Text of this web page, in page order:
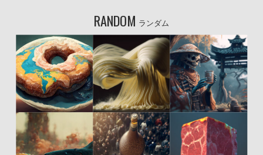
RANDOM ランダム